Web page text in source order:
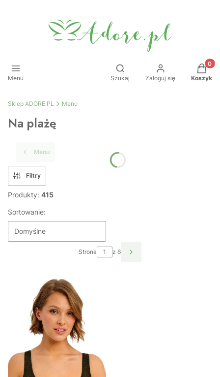
Menu
Otwórz wyszukiwarkę
Szukaj Zaloguj się Koszyk
Sklep ADORE.PL Menu
Na plażę
Menu
Filtry
Produkty: 415
Sortowanie:
Domyślne
Strona z 6